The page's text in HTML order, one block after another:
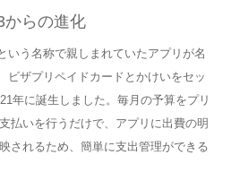
からの進化
いう名称で親しまれていたアプリが名
ビザプリペイドカードとかけいをセッ
年に誕生しました。毎月の予算をプリ
払いを行うだけで、アプリに出費の明
されるため、簡単に支出管理ができる